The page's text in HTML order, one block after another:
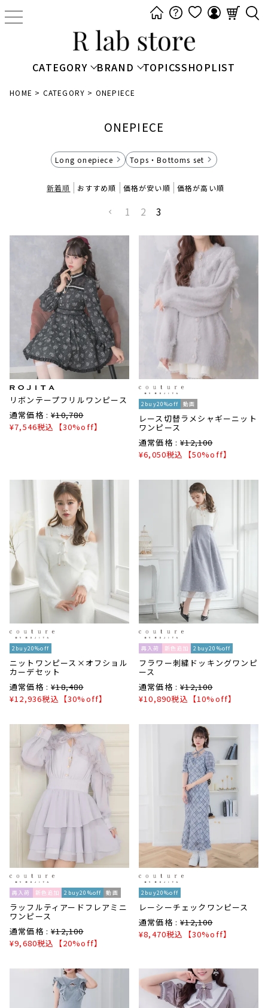
t
e
CATEGORY BRAND TOPICSSHOPLIST
HOME CATEGORY ONEPIECE
ONEPIECE
Long onepiece Tops・Bottoms set
新着順 おすすめ順 価格が安い順 価格が高い順
1 2 3
リボンテープフリルワンピース
通常価格 : ¥10,780
¥7,546税込 【30%off】
2buy20%off 動画
レース切替ラメシャギーニット
ワンピース
通常価格 : ¥12,100
¥6,050税込 【50%off】
2buy20%off
ニットワンピース×オフショル
カーデセット
通常価格 : ¥18,480
¥12,936税込 【30%off】
再入荷 新色追加 2buy20%off
フラワー刺繍ドッキングワンピ
ース
通常価格 : ¥12,100
¥10,890税込 【10%off】
再入荷 新色追加 2buy20%off 動画
ラッフルティアードフレアミニ
ワンピース
通常価格 : ¥12,100
¥9,680税込 【20%off】
2buy20%off
レーシーチェックワンピース
通常価格 : ¥12,100
¥8,470税込 【30%off】